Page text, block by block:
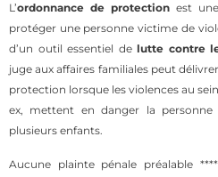
L’ordonnance de protection est
protéger une personne victime de
d’un outil essentiel delutte contre
juge aux affaires familiales peut
protection lorsque les violences au
ex, mettent en danger la
plusieurs enfants.
Aucune plainte pénale préalable